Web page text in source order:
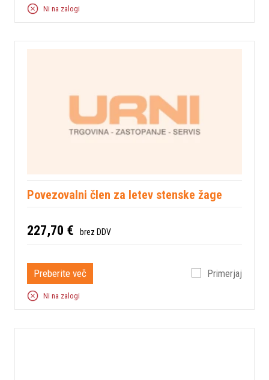
Ni na zalogi
Povezovalni člen za letev stenske žage
227,70 € brez DDV
Preberite več Primerjaj
Ni na zalogi